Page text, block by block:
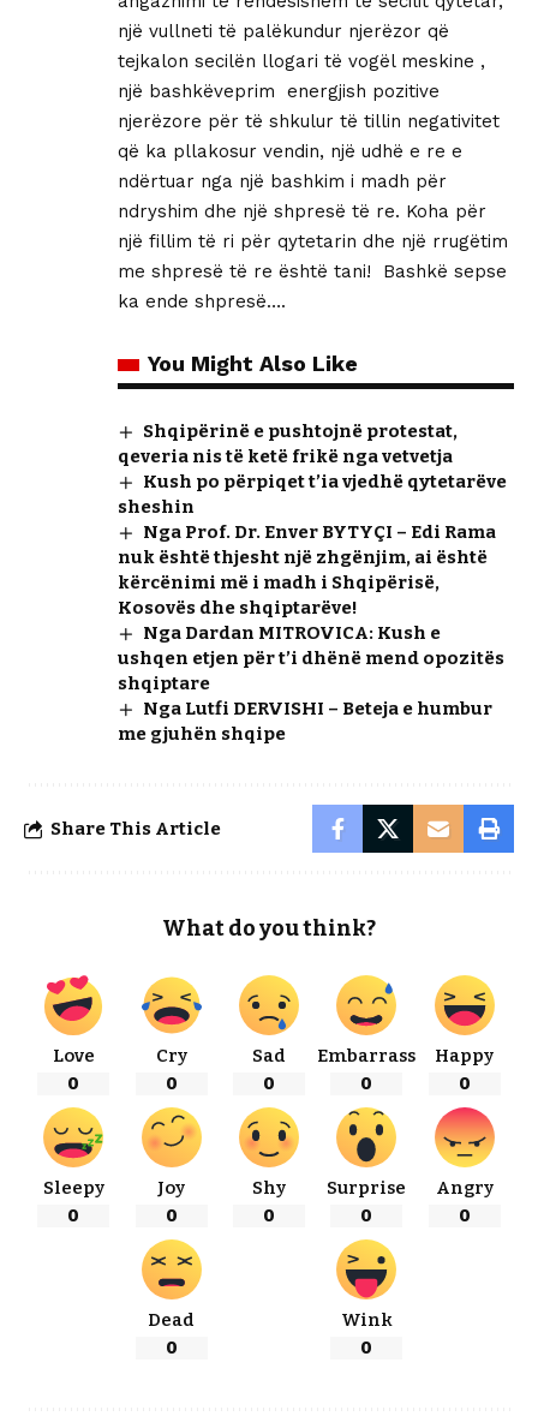
një vullneti të palëkundur njerëzor që
tejkalon secilën llogari të vogël meskine ,
një bashkëveprim energjish pozitive
njerëzore për të shkulur të tillin negativitet
që ka pllakosur vendin, një udhë e re e
ndërtuar nga një bashkim i madh për
ndryshim dhe një shpresë të re. Koha për
një fillim të ri për qytetarin dhe një rrugëtim
me shpresë të re është tani! Bashkë sepse
ka ende shpresë….
You Might Also Like
Shqipërinë e pushtojnë protestat,
qeveria nis të ketë frikë nga vetvetja
Kush po përpiqet t’ia vjedhë qytetarëve
sheshin
Nga Prof. Dr. Enver BYTYÇI – Edi Rama
nuk është thjesht një zhgënjim, ai është
kërcënimi më i madh i Shqipërisë,
Kosovës dhe shqiptarëve!
Nga Dardan MITROVICA: Kush e
ushqen etjen për t’i dhënë mend opozitës
shqiptare
Nga Lutfi DERVISHI – Beteja e humbur
me gjuhën shqipe
Share This Article
What do you think?
Love
0
Cry
0
Sad
0
Embarrass
0
Happy
0
Sleepy
0
Joy
0
Shy
0
Surprise
0
Angry
0
Dead
0
Wink
0